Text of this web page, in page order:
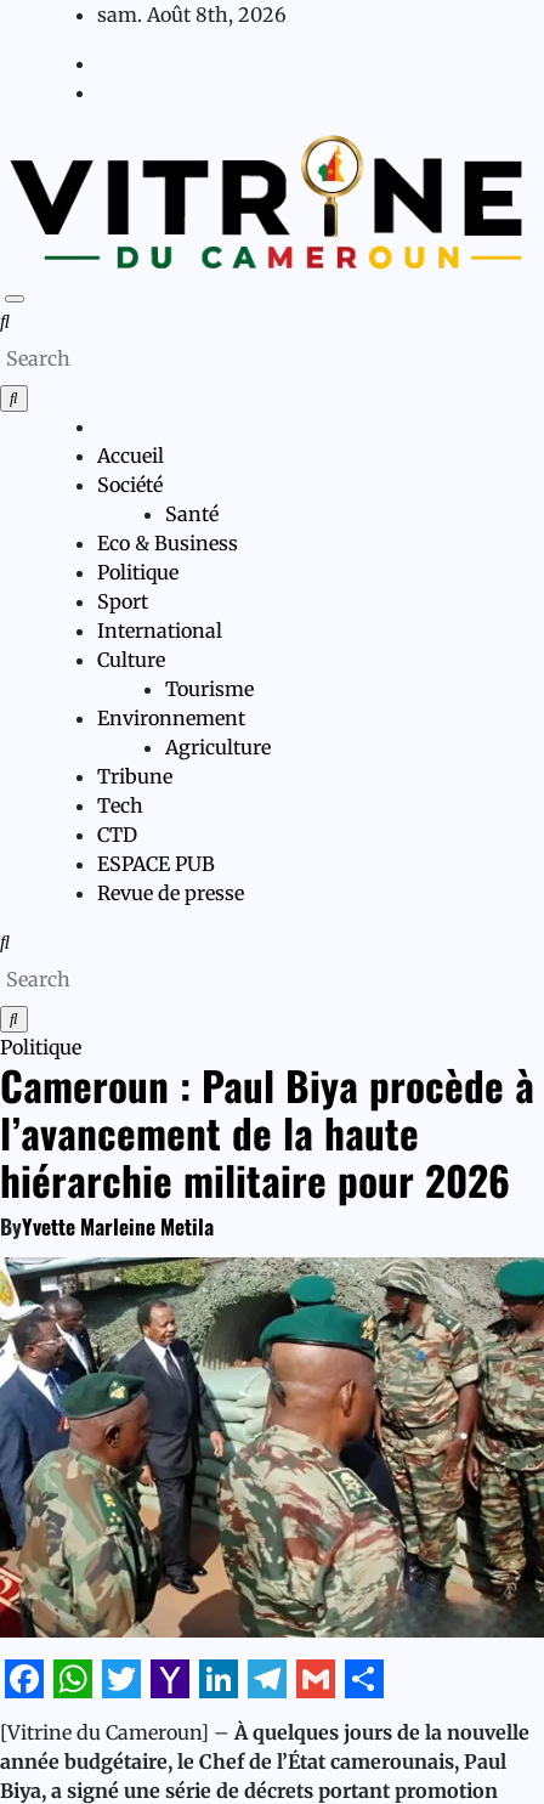
sam. Août 8th, 2026
Accueil
Société
Santé
Eco & Business
Politique
Sport
International
Culture
Tourisme
Environnement
Agriculture
Tribune
Tech
CTD
ESPACE PUB
Revue de presse
Politique
Cameroun : Paul Biya procède à
l’avancement de la haute
hiérarchie militaire pour 2026
ByYvette Marleine Metila
Facebook
WhatsApp
Twitter
Yahoo
Mail
LinkedIn
Telegram
Gmail
Share
[Vitrine du Cameroun] – À quelques jours de la nouvelle
année budgétaire, le Chef de l’État camerounais, Paul
Biya, a signé une série de décrets portant promotion